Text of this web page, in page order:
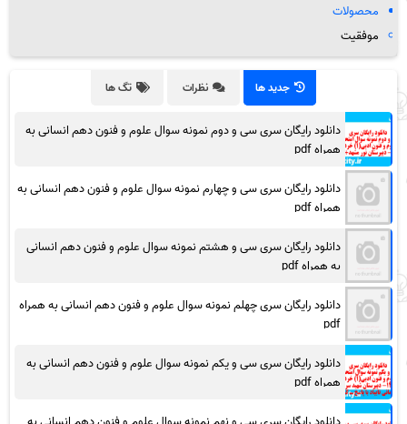
محصولات
موفقیت
جدید ها نظرات تگ ها
دانلود رایگان سری سی و دوم نمونه سوال علوم و فنون دهم انسانی به
همراه pdf
دانلود رایگان سری سی و چهارم نمونه سوال علوم و فنون دهم انسانی به
همراه pdf
دانلود رایگان سری سی و هشتم نمونه سوال علوم و فنون دهم انسانی
به همراه pdf
دانلود رایگان سری چهلم نمونه سوال علوم و فنون دهم انسانی به همراه
pdf
دانلود رایگان سری سی و یکم نمونه سوال علوم و فنون دهم انسانی به
همراه pdf